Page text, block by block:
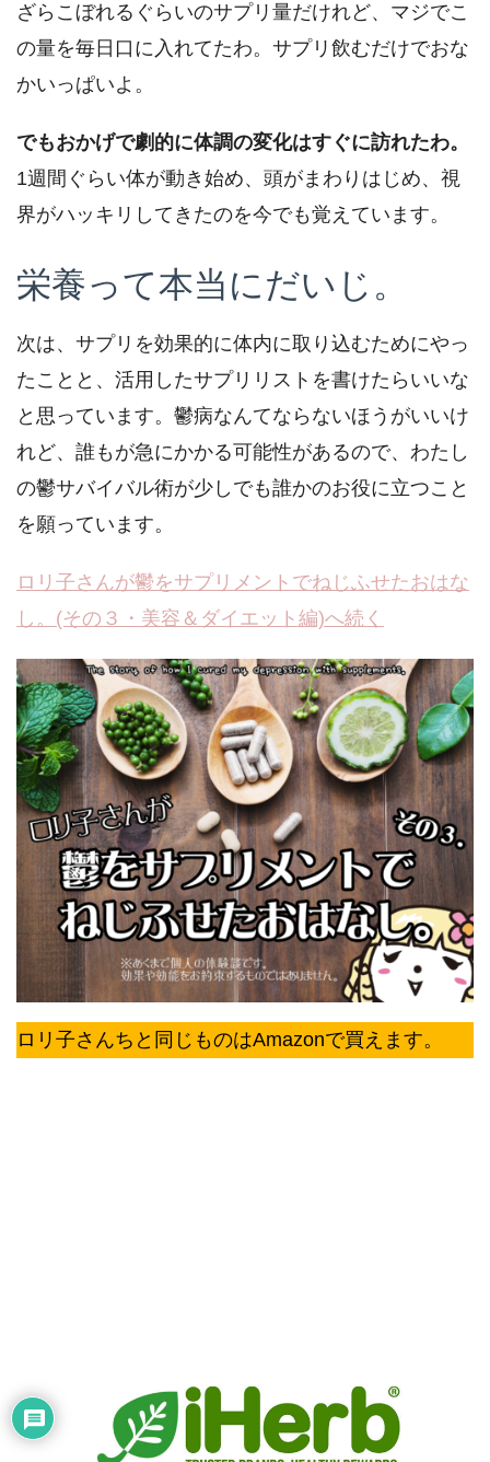
ざらこぼれるぐらいのサプリ量だけれど、マジでこ
の量を毎日口に入れてたわ。サプリ飲むだけでおな
かいっぱいよ。
でもおかげで劇的に体調の変化はすぐに訪れたわ。
1週間ぐらい体が動き始め、頭がまわりはじめ、視
界がハッキリしてきたのを今でも覚えています。
栄養って本当にだいじ。
次は、サプリを効果的に体内に取り込むためにやっ
たことと、活用したサプリリストを書けたらいいな
と思っています。鬱病なんてならないほうがいいけ
れど、誰もが急にかかる可能性があるので、わたし
の鬱サバイバル術が少しでも誰かのお役に立つこと
を願っています。
ロリ子さんが鬱をサプリメントでねじふせたおはな
し。(その３・美容＆ダイエット編)へ続く
ロリ子さんちと同じものはAmazonで買えます。